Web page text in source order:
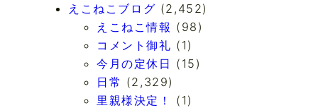
えこねこブログ (2,452)
えこねこ情報 (98)
コメント御礼 (1)
今月の定休日 (15)
日常 (2,329)
里親様決定！
(1)